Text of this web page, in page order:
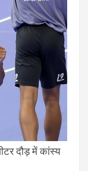
दौड़ में कांस्य